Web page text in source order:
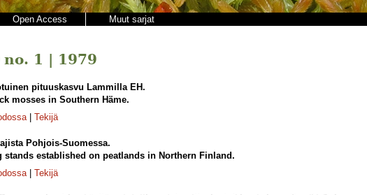
Open Access Muut sarjat
1 | 1979
pituuskasvu Lammilla EH.
mosses in Southern Häme.
| Tekijä
Pohjois-Suomessa.
established on peatlands in Northern Finland.
| Tekijä